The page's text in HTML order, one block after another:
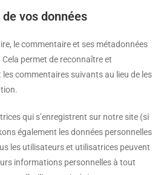
vos données
le commentaire et ses métadonnées
permet de reconnaître et
commentaires suivants au lieu de les
qui s’enregistrent sur notre site (si
également les données personnelles
les utilisateurs et utilisatrices peuvent
informations personnelles à tout